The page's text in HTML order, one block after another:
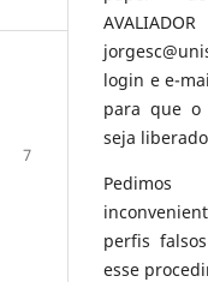
7
login e e-
para que o
seja
perfis
esse